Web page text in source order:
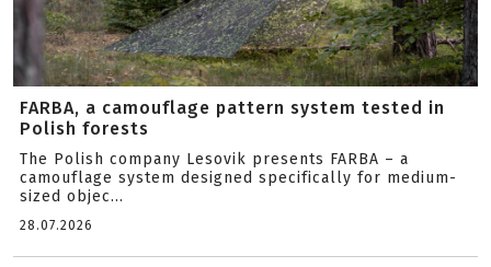
FARBA, a camouflage pattern system tested in
Polish forests
The Polish company Lesovik presents FARBA – a
camouflage system designed specifically for medium-
sized objec...
28.07.2026